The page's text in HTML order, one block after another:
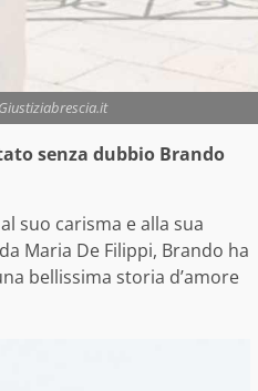
senza dubbio Brando
suo carisma e alla sua
Maria De Filippi, Brando ha
bellissima storia d’amore